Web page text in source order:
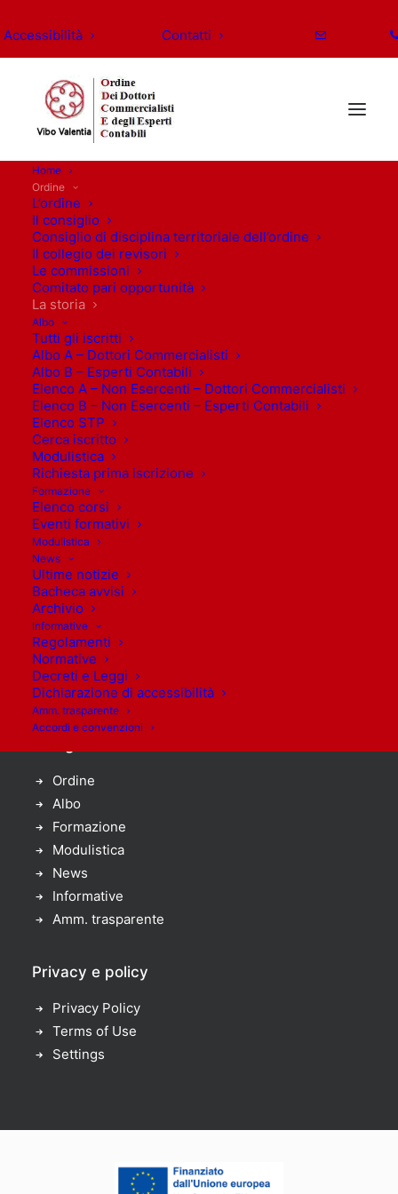
Accessibilità Contatti
Home
Ordine
L’ordine
Il consiglio
Consiglio di disciplina territoriale dell’ordine
Il collegio dei revisori
Le commissioni
Comitato pari opportunità
La storia
Albo
Tutti gli iscritti
Albo A – Dottori Commercialisti
Albo B – Esperti Contabili
Elenco A – Non Esercenti – Dottori Commercialisti
Elenco B – Non Esercenti – Esperti Contabili
Elenco STP
Cerca iscritto
Modulistica
Richiesta prima iscrizione
Formazione
Elenco corsi
Eventi formativi
Modulistica
News
Ultime notizie
Bacheca avvisi
Archivio
Informative
Regolamenti
Normative
Decreti e Leggi
Dichiarazione di accessibilità
Amm. trasparente
Accordi e convenzioni
Orari di apertura
Lunedì: 9.30 – 12.30
Martedì: 9.30 – 12.30
Mercoledì: 9.30 – 12.30
Giovedì: 9.30 – 12.30
Venerdì: 9.30 – 12.30
Sabato: Chiusi
Domenica: Chiusi
Ordine
Albo
Formazione
Modulistica
News
Informative
Amm. trasparente
Privacy e policy
Privacy Policy
Terms of Use
Settings